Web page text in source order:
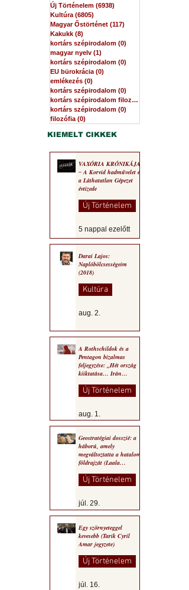
Új Történelem (6938)
Kultúra (6805)
Magyar Őstörténet (117)
Kakukk (8)
kortárs szépirodalom (0)
magyar nyelv (1)
kortárs szépirodalom (0)
EU bürokrácia (0)
emlékezés (0)
kortárs szépirodalom (0)
kortárs szépirodalom filozófia
kortárs szépirodalom (0)
filozófia (0)
KIEMELT CIKKEK
VAXÓRIA KRÓNIKÁJA
‒ A Korvid hadművelet és
a Láthatatlan Gépezet
évtizede
Új Történelem
5 nappal ezelőtt
Darai Lajos:
Naplóbölcsességeim
(2018)
Kultúra
aug. 2.
A Rothschildok és a
Pentagon bizalmas
feljegyzése: „Hét ország
kiiktatása… Irán
Új Történelem
aug. 1.
Geostratégiai dosszié: a
háború, amely
megváltoztatta a hatalom
földrajzát (Laala
Új Történelem
júl. 29.
Egy szörnyeteggel
kevesebb (Tarik Cyril
Amar jegyzete)
Új Történelem
júl. 16.